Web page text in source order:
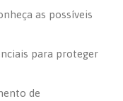
as possíveis
para proteger
de